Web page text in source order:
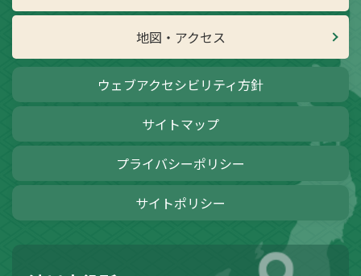
地図・アクセス
ウェブアクセシビリティ方針
サイトマップ
プライバシーポリシー
サイトポリシー